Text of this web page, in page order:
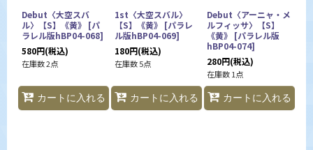
Debut〈大空スバ
ル〉【S】《黄》 [パ
ラレル版hBP04-068]
580円(税込)
在庫数 2点
カートに入れる
1st〈大空スバル〉
【S】《黄》 [パラレ
ル版hBP04-069]
180円(税込)
在庫数 5点
カートに入れる
Debut〈アーニャ・メ
ルフィッサ〉【S】
《黄》 [パラレル版
hBP04-074]
280円(税込)
在庫数 1点
カートに入れる